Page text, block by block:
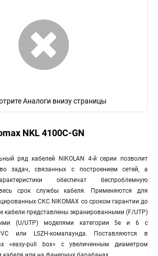
Аналоги внизу страницы
NKL 4100C-GN
ряд кабелей NIKOLAN 4-й серии позволит
задач, связанных с построением сетей, а
обеспечат беспроблемную
срок службы кабеля. Применяются для
СКС NIKOMAX со сроком гарантии до
кабели представлены экранированными (F/UTP)
(U/UTP) моделями категории 5е и 6 с
или LSZH-комапаунда. Поставляются в
«easy-pull box» с увеличенным диаметром